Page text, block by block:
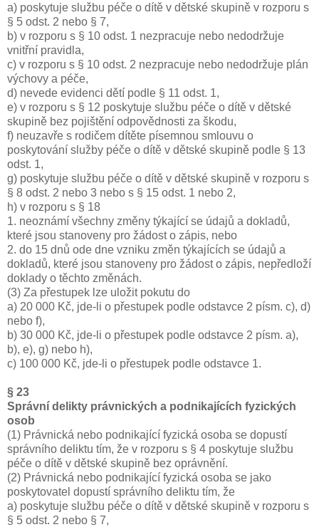
a) poskytuje službu péče o dítě v dětské skupině v rozporu s
§ 5 odst. 2 nebo § 7,
b) v rozporu s § 10 odst. 1 nezpracuje nebo nedodržuje
vnitřní pravidla,
c) v rozporu s § 10 odst. 2 nezpracuje nebo nedodržuje plán
výchovy a péče,
d) nevede evidenci dětí podle § 11 odst. 1,
e) v rozporu s § 12 poskytuje službu péče o dítě v dětské
skupině bez pojištění odpovědnosti za škodu,
f) neuzavře s rodičem dítěte písemnou smlouvu o
poskytování služby péče o dítě v dětské skupině podle § 13
odst. 1,
g) poskytuje službu péče o dítě v dětské skupině v rozporu s
§ 8 odst. 2 nebo 3 nebo s § 15 odst. 1 nebo 2,
h) v rozporu s § 18
1. neoznámí všechny změny týkající se údajů a dokladů,
které jsou stanoveny pro žádost o zápis, nebo
2. do 15 dnů ode dne vzniku změn týkajících se údajů a
dokladů, které jsou stanoveny pro žádost o zápis, nepředloží
doklady o těchto změnách.
(3) Za přestupek lze uložit pokutu do
a) 20 000 Kč, jde-li o přestupek podle odstavce 2 písm. c), d)
nebo f),
b) 30 000 Kč, jde-li o přestupek podle odstavce 2 písm. a),
b), e), g) nebo h),
c) 100 000 Kč, jde-li o přestupek podle odstavce 1.
§ 23
Správní delikty právnických a podnikajících fyzických
osob
(1) Právnická nebo podnikající fyzická osoba se dopustí
správního deliktu tím, že v rozporu s § 4 poskytuje službu
péče o dítě v dětské skupině bez oprávnění.
(2) Právnická nebo podnikající fyzická osoba se jako
poskytovatel dopustí správního deliktu tím, že
a) poskytuje službu péče o dítě v dětské skupině v rozporu s
§ 5 odst. 2 nebo § 7,